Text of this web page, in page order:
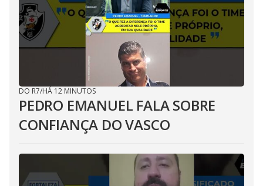
DO R7/HÁ 12 MINUTOS
PEDRO EMANUEL FALA SOBRE
CONFIANÇA DO VASCO